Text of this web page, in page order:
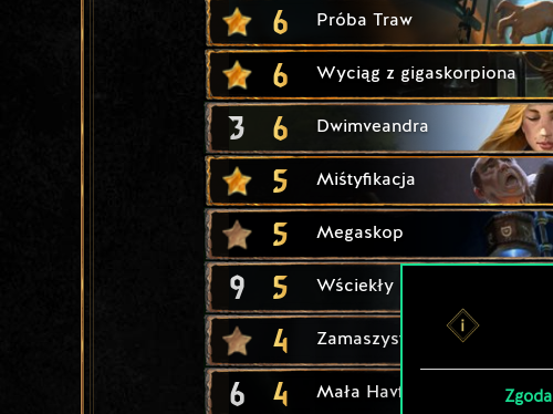
Zgoda
6 Próba Traw
6 Wyciąg z gigaskorpiona
3 6 Dwimveandra
5 Miśtyfikacja
5 Megaskop
9 5 Wściekły niedźwiedź
4 Zamaszysty cios
6 4 Mała Havfrue